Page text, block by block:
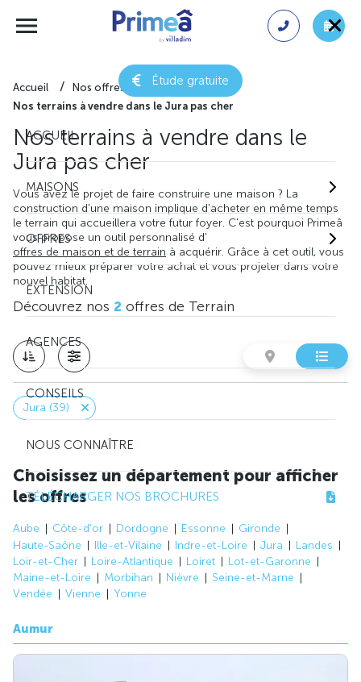
Étude gratuite
ACCUEIL
MAISONS
OFFRES
EXTENSION
AGENCES
CONSEILS
NOUS CONNAÎTRE
TÉLÉCHARGER NOS BROCHURES
Accueil
Nos offres de terrain
Nos terrains à vendre dans le Jura pas cher
Nos terrains à vendre dans le
Jura pas cher
Vous avez le projet de faire construire une maison ? La
construction d'une maison implique d'acheter en même temps
le terrain qui accueillera votre futur foyer. C'est pourquoi Primeâ
vous propose un outil personnalisé d'
offres de maison et de terrain à acquérir. Grâce à cet outil, vous
pouvez mieux préparer votre achat et vous projeter dans votre
nouvel habitat.
Découvrez nos 2 offres de Terrain
Jura (39)
Choisissez un département pour afficher
les offres
Aube Côte-d'or Dordogne Essonne
Gironde
Haute-Saône
Ille-et-Vilaine Indre-et-Loire Jura
Landes
Loir-et-Cher
Loire-Atlantique Loiret
Lot-et-Garonne
Maine-et-Loire
Morbihan Nièvre
Seine-et-Marne
Vendée
Vienne Yonne
Aumur